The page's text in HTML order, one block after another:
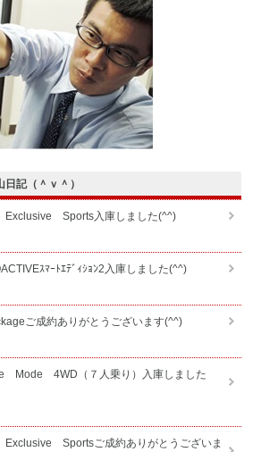
記（＾ｖ＾）
Sports入庫しました(^^)
ｽﾏｰﾄｴﾃﾞｨｼｮﾝ2入庫しました(^^)
ご成約ありがとうございます(^^)
Mode 4WD（７人乗り）入庫しました
Sportsご成約ありがとうございま